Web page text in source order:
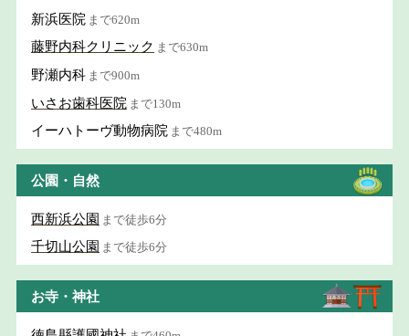
新浜医院 まで620m
藤野内科クリニック まで630m
野瀬内科 まで900m
いさお歯科医院 まで130m
イーハトーヴ動物病院 まで480m
公園・自然
西新浜公園 まで徒歩6分
千切山公園 まで徒歩6分
お寺・神社